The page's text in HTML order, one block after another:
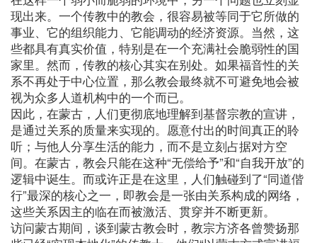
现出来。一个传教中的教会，很容易被等同于它所做的
事业、它的组织能力、它能调动的经济资源。当然，这
些都具有真实价值，特别是在一个充满社会脆弱性的国
家里。然而，传教的核心其实在别处。如果福音性的关
系不再处于中心位置，那么教会最终就不可避免地会被
视为众多人道机构中的一个而已。
因此，在蒙古，人们更彻底地理解到基督宗教的宣讲，
是通过关系的质量来实现的。愿意付出的时间真正的聆
听；与他人分享生活的能力，而不是立刻占据对方空
间。在蒙古，教会只能在这种“无偿给予”和“自我开放”的
逻辑中诞生。而或许正是在这里，人们触碰到了“同道偕
行”最深的核心之一，即教会是一张由关系构成的网络，
这些关系因主的临在而被激活、贯穿并不断更新。
访问蒙古期间，谈到蒙古教会时，教宗方济各曾赞扬那